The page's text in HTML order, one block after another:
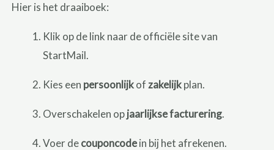
Hier is het draaiboek:
Klik op de link naar de officiële site van
StartMail.
Kies een persoonlijkof zakelijkplan.
Overschakelen opjaarlijkse facturering.
Voer decouponcodein bij het afrekenen.